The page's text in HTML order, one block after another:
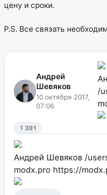
цену и сроки.
P.S. Все связать
Андрей
Шевяков
10 октября 2017,
07:06
/
1 391
Андрей Шевяков /
modx.pro https://